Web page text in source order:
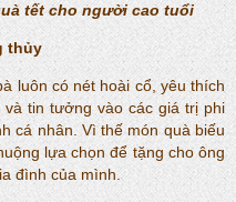
tết cho người cao tuổi
thủy
luôn có nét hoài cổ, yêu thích
tin tưởng vào các giá trị phi
cá nhân. Vì thế món quà biếu
lựa chọn để tặng cho ông
đình của mình.